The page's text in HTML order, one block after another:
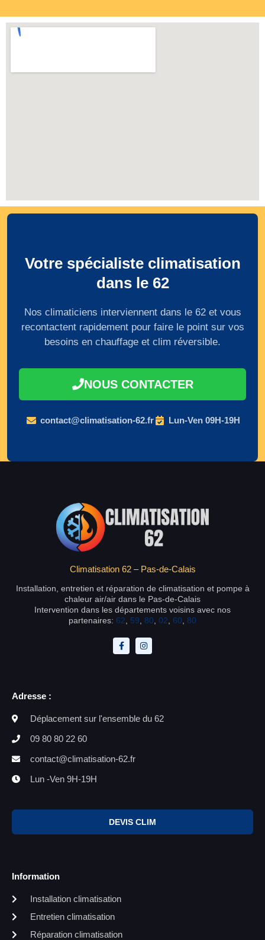
Votre spécialiste climatisation
dans le 62
Nos climaticiens interviennent dans le 62 et vous
recontactent rapidement pour faire le point sur vos
besoins en chauffage et clim réversible.
NOUS CONTACTER
contact@climatisation-62.fr Lun-Ven 09H-19H
Climatisation 62 – Pas-de-Calais
Installation, entretien et réparation de climatisation et pompe à
chaleur air/air dans le Pas-de-Calais
Intervention dans les départements voisins avec nos
partenaires: 62 59 80 02 60 80
Adresse :
Déplacement sur l'ensemble du 62
09 80 80 22 60
contact@climatisation-62.fr
Lun -Ven 9H-19H
DEVIS CLIM
Information
Installation climatisation
Entretien climatisation
Réparation climatisation